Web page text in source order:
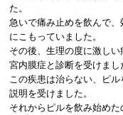
た。
急いで痛み止めを飲んで
にこもっていました。
その後、生理の度に激し
宮内膜症と診断を受けまし
この疾患は治らない、ピ
説明を受けました。
それからピルを飲み始め